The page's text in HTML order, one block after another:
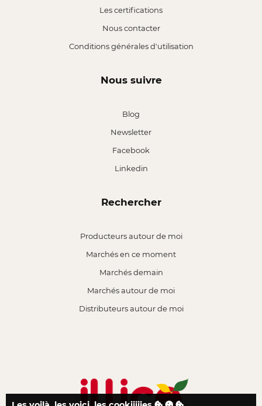
Les certifications
Nous contacter
Conditions générales d'utilisation
Nous suivre
Blog
Newsletter
Facebook
Linkedin
Rechercher
Producteurs autour de moi
Marchés en ce moment
Marchés demain
Marchés autour de moi
Distributeurs autour de moi